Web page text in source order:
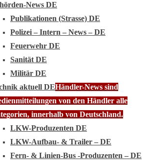
News DE
Publikationen (Strasse) DE
Polizei – Intern – News – DE
Feuerwehr DE
Sanität DE
Militär DE
aktuell DEHändler-News sind
von den Händler alle
innerhalb von Deutschland.
LKW-Produzenten DE
LKW-Aufbau- & Trailer – DE
Fern- & Linien-Bus -Produzenten – DE